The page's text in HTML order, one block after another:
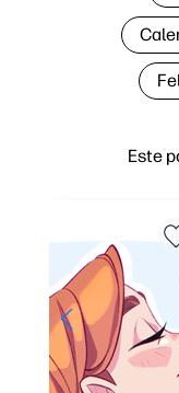
Este